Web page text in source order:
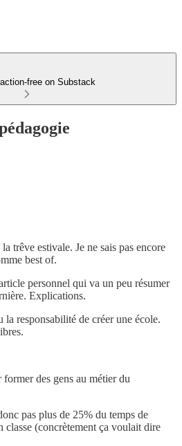
free on Substack
trêve estivale. Je ne sais pas encore
best of.
personnel qui va un peu résumer
Explications.
la responsabilité de créer une école.
former des gens au métier du
pas plus de 25% du temps de
classe (concrètement ça voulait dire